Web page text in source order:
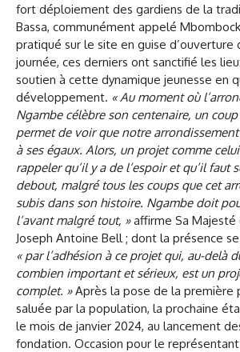
fort déploiement des gardiens de la
Bassa, communément appelé
pratiqué sur le site en guise d’ouverture
journée, ces derniers ont sanctifié les
soutien à cette dynamique jeunesse en
développement. « Au moment où
Ngambe célèbre son centenaire, un
permet de voir que notre
à ses égaux. Alors, un projet comme
rappeler qu’il y a de l’espoir et qu’il faut
debout, malgré tous les coups que cet
subis dans son histoire. Ngambe doit
l’avant malgré tout, »affirme Sa
Joseph Antoine Bell ; dont la présence
« par l’adhésion à ce projet qui, au-delà
combien important et sérieux, est un
complet. »Après la pose de la première
saluée par la population, la prochaine
le mois de janvier 2024, au lancement
fondation. Occasion pour le